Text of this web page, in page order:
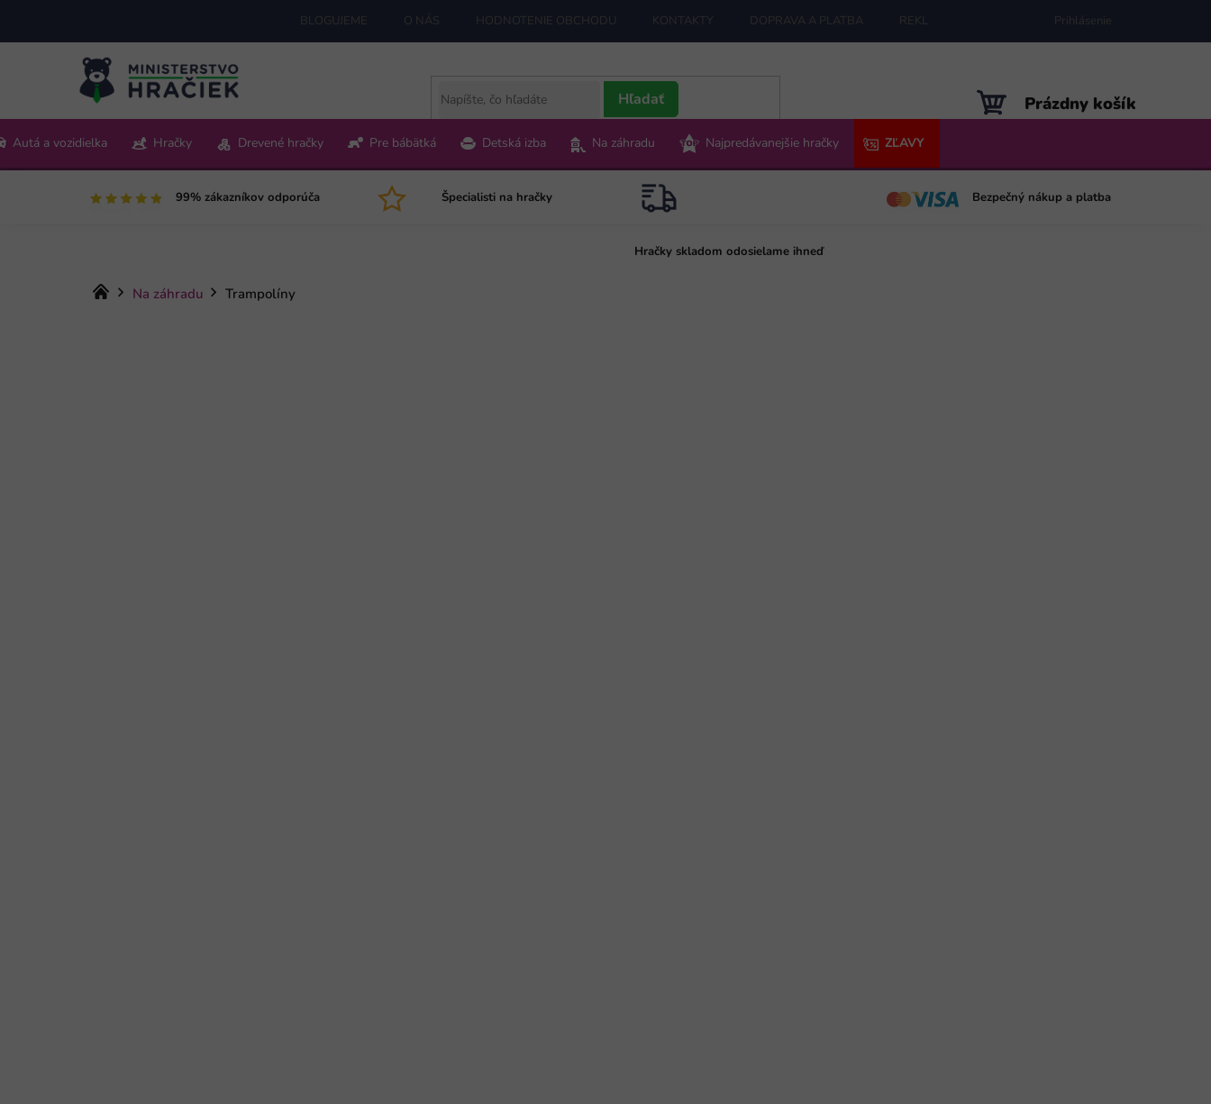
obsah
BLOGUJEME O NÁS HODNOTENIE OBCHODU KONTAKTY DOPRAVA A PLATBA REKLAMÁCIE MAPA SERVERU
Prihlásenie
Pon-Pia 9:00-15:00
Hľadať
NÁKUPNÝ
KOŠÍK
Prázdny košík
Autá a vozidielka Hračky Drevené hračky Pre bábätká Detská izba Na záhradu Najpredávanejšie hračky ZĽAVY
99% zákazníkov odporúča Špecialisti na hračky
Hračky skladom odosielame ihneď
Bezpečný nákup a platba
DomovNa záhradu Trampolíny